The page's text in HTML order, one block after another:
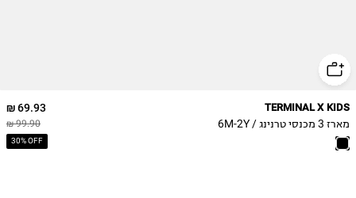
69.93 ₪
99.90 ₪
30% OFF
TERMINAL X KIDS
מארז 3 מכנסי טרנינג / 6M-2Y